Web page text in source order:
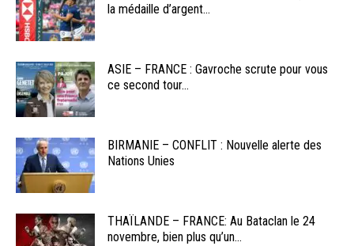
la médaille d’argent...
ASIE – FRANCE : Gavroche scrute pour vous
ce second tour...
BIRMANIE – CONFLIT : Nouvelle alerte des
Nations Unies
THAÏLANDE – FRANCE: Au Bataclan le 24
novembre, bien plus qu’un...